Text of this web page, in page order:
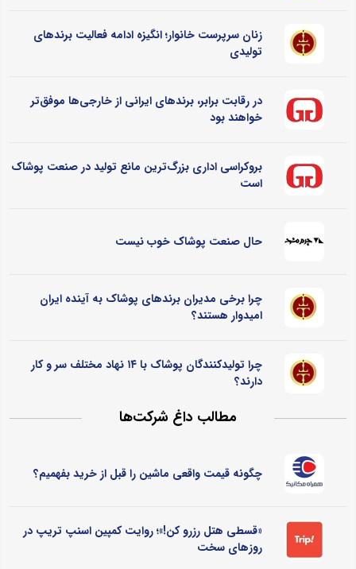
زنان سرپرست خانوار؛ انگیزه ادامه فعالیت برندهای
تولیدی
در رقابت برابر، برندهای ایرانی از خارجی‌ها موفق‌تر
خواهند بود
بروکراسی اداری بزرگ‌ترین مانع تولید در صنعت پوشاک
است
حال صنعت پوشاک خوب نیست
چرا برخی مدیران برندهای پوشاک به آینده ایران
امیدوار هستند؟
چرا تولیدکنندگان پوشاک با ۱۴ نهاد مختلف سر و کار
دارند؟
مطالب داغ شرکت‌ها
چگونه قیمت واقعی ماشین را قبل از خرید بفهمیم؟
«قسطی هتل رزرو کن!»؛ روایت کمپین اسنپ تریپ در
روزهای سخت